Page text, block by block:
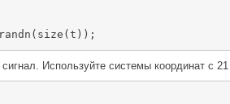
сигнал. Используйте системы координат с